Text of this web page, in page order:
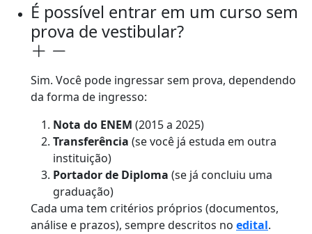
É possível entrar em um curso sem
prova de vestibular?
Sim. Você pode ingressar sem prova, dependendo
da forma de ingresso:
Nota do ENEM (2015 a 2025)
Transferência (se você já estuda em outra
instituição)
Portador de Diploma (se já concluiu uma
graduação)
Cada uma tem critérios próprios (documentos,
análise e prazos), sempre descritos no edital.